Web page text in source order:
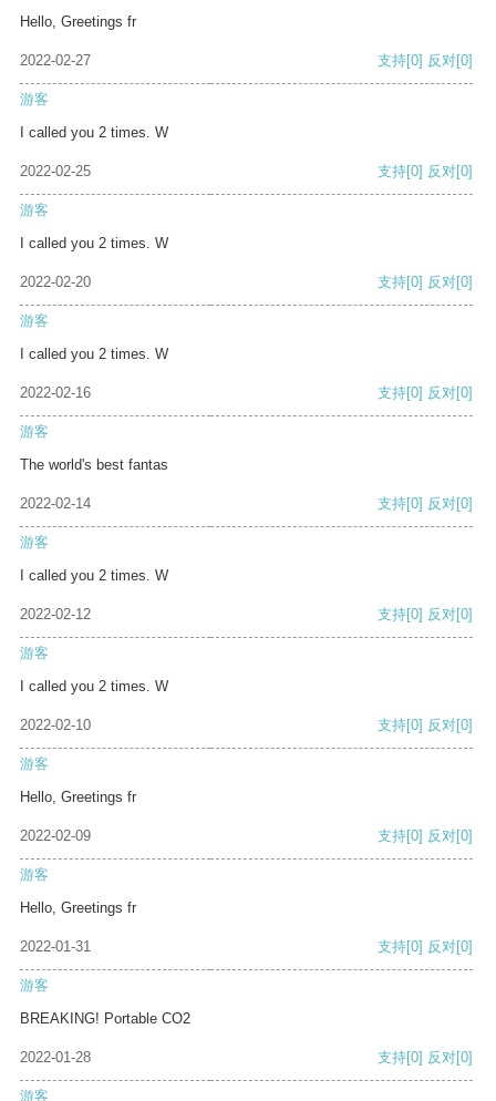
Hello, Greetings fr
2022-02-27 支持[0] 反对[0]
游客
I called you 2 times. W
2022-02-25 支持[0] 反对[0]
游客
I called you 2 times. W
2022-02-20 支持[0] 反对[0]
游客
I called you 2 times. W
2022-02-16 支持[0] 反对[0]
游客
The world's best fantas
2022-02-14 支持[0] 反对[0]
游客
I called you 2 times. W
2022-02-12 支持[0] 反对[0]
游客
I called you 2 times. W
2022-02-10 支持[0] 反对[0]
游客
Hello, Greetings fr
2022-02-09 支持[0] 反对[0]
游客
Hello, Greetings fr
2022-01-31 支持[0] 反对[0]
游客
BREAKING! Portable CO2
2022-01-28 支持[0] 反对[0]
游客